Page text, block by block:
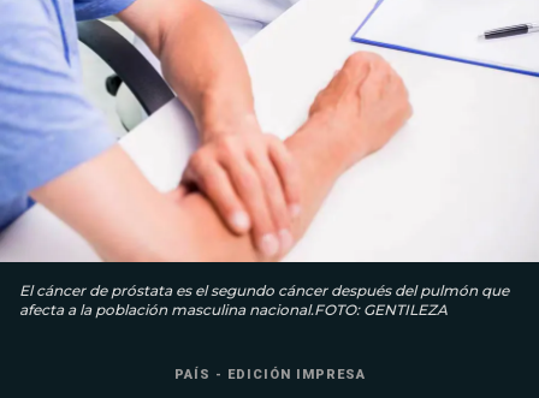
El cáncer de próstata es el segundo cáncer después del pulmón que
afecta a la población masculina nacional.FOTO: GENTILEZA
PAÍS - EDICIÓN IMPRESA